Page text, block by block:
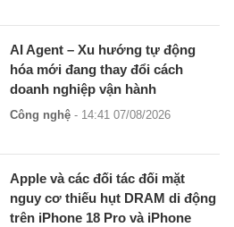
AI Agent – Xu hướng tự động
hóa mới đang thay đổi cách
doanh nghiệp vận hành
Công nghệ - 14:41 07/08/2026
Apple và các đối tác đối mặt
nguy cơ thiếu hụt DRAM di động
trên iPhone 18 Pro và iPhone